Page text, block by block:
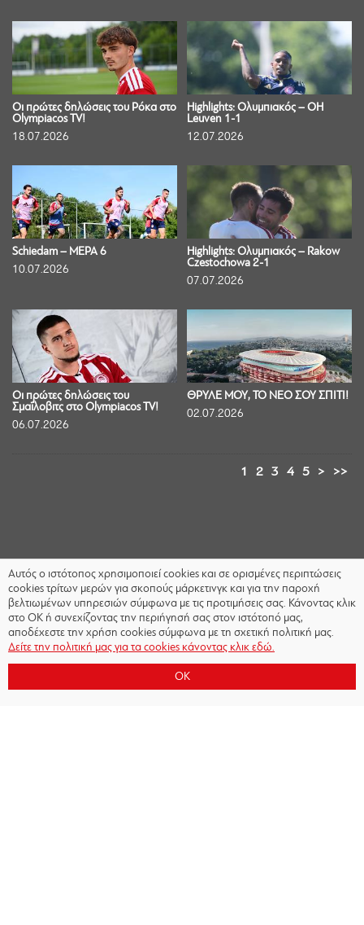
Οι πρώτες δηλώσεις του Ρόκα στο
Olympiacos TV!
18.07.2026
Highlights: Ολυμπιακός – OH
Leuven 1-1
12.07.2026
Schiedam – ΜΕΡΑ 6
10.07.2026
Highlights: Ολυμπιακός – Rakow
Czestochowa 2-1
07.07.2026
Οι πρώτες δηλώσεις του
Σμαΐλοβιτς στο Olympiacos TV!
06.07.2026
ΘΡΥΛΕ ΜΟΥ, ΤΟ ΝΕΟ ΣΟΥ ΣΠΙΤΙ!
02.07.2026
1 2 3 4 5 > >>
Αυτός ο ιστότοπος χρησιμοποιεί cookies και σε ορισμένες περιπτώσεις
cookies τρίτων μερών για σκοπούς μάρκετινγκ και για την παροχή
βελτιωμένων υπηρεσιών σύμφωνα με τις προτιμήσεις σας. Κάνοντας κλικ
στο OK ή συνεχίζοντας την περιήγησή σας στον ιστότοπό μας,
αποδέχεστε την χρήση cookies σύμφωνα με τη σχετική πολιτική μας.
Δείτε την πολιτική μας για τα cookies κάνοντας κλικ εδώ.
OK